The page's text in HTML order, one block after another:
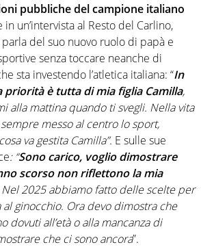
pubbliche del campione italiano
un’intervista al Resto del Carlino,
parla del suo nuovo ruolo di papà e
senza toccare neanche di
sta investendo l’atletica italiana: “In
è tutta di mia figlia Camilla,
alla mattina quando ti svegli. Nella vita
messo al centro lo sport,
va gestita Camilla”. E sulle sue
: “Sono carico, voglio dimostrare
scorso non riflettono la mia
2025 abbiamo fatto delle scelte per
ginocchio. Ora devo dimostra che
dovuti all’età o alla mancanza di
che ci sono ancora”.